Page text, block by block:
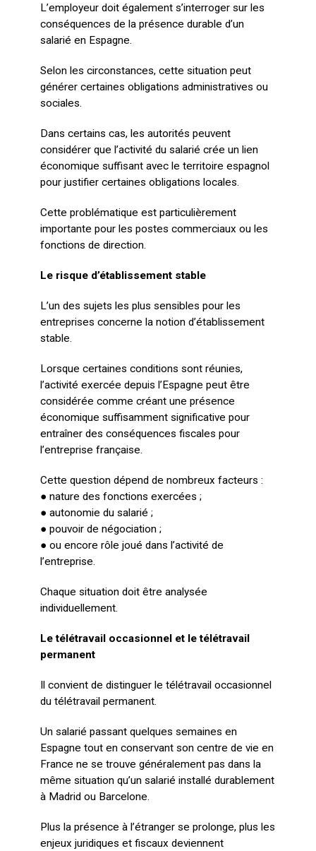
L’employeur doit également s’interroger sur les
conséquences de la présence durable d’un
salarié en Espagne.
Selon les circonstances, cette situation peut
générer certaines obligations administratives ou
sociales.
Dans certains cas, les autorités peuvent
considérer que l’activité du salarié crée un lien
économique suffisant avec le territoire espagnol
pour justifier certaines obligations locales.
Cette problématique est particulièrement
importante pour les postes commerciaux ou les
fonctions de direction.
Le risque d’établissement stable
L’un des sujets les plus sensibles pour les
entreprises concerne la notion d’établissement
stable.
Lorsque certaines conditions sont réunies,
l’activité exercée depuis l’Espagne peut être
considérée comme créant une présence
économique suffisamment significative pour
entraîner des conséquences fiscales pour
l’entreprise française.
Cette question dépend de nombreux facteurs :
● nature des fonctions exercées ;
● autonomie du salarié ;
● pouvoir de négociation ;
● ou encore rôle joué dans l’activité de
l’entreprise.
Chaque situation doit être analysée
individuellement.
Le télétravail occasionnel et le télétravail
permanent
Il convient de distinguer le télétravail occasionnel
du télétravail permanent.
Un salarié passant quelques semaines en
Espagne tout en conservant son centre de vie en
France ne se trouve généralement pas dans la
même situation qu’un salarié installé durablement
à Madrid ou Barcelone.
Plus la présence à l’étranger se prolonge, plus les
enjeux juridiques et fiscaux deviennent